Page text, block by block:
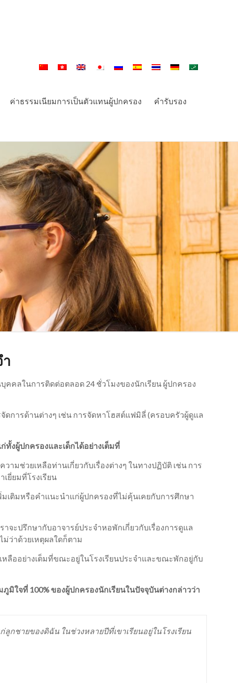
ค่าธรรมเนียมการเป็นตัวแทนผู้ปกครอง คำรับรอง
คคลในการติดต่อตลอด 24 ชั่วโมงของนักเรียน ผู้ปกครอง
การด้านต่างๆ เช่น การจัดหาโฮสต์แฟมิลี่ (ครอบครัวผู้ดูแล
ทั้งผู้ปกครองและเด็กได้อย่างเต็มที่
ามช่วยเหลือท่านเกี่ยวกับเรื่องต่างๆ ในทางปฏิบัติ เช่น การ
ยี่ยมที่โรงเรียน
มเติมหรือคำแนะนำแก่ผู้ปกครองที่ไม่คุ้นเคยกับการศึกษา
จะปรึกษากับอาจารย์ประจำหอพักเกี่ยวกับเรื่องการดูแล
ว่าด้วยเหตุผลใดก็ตาม
ลืออย่างเต็มที่ขณะอยู่ในโรงเรียนประจำและขณะพักอยู่กับ
ใจที่ 100% ของผู้ปกครองนักเรียนในปัจจุบันต่างกล่าวว่า
กชายของดิฉัน ในช่วงหลายปีที่เขาเรียนอยู่ในโรงเรียน